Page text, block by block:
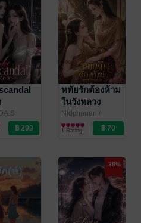
หทัยรักต้องห้าม
ในวังหลวง
Nidchanan /
nidchanan
นิยาย Girl
Love/Yuri
1 Rating
-38%